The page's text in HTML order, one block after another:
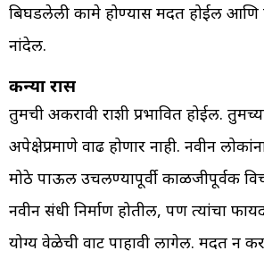
बिघडलेली कामे होण्यास मदत होईल
नांदेल.
कन्या रास
तुमची अकरावी राशी प्रभावित होईल.
अपेक्षेप्रमाणे वाढ होणार नाही. नवीन
मोठे पाऊल उचलण्यापूर्वी काळजीपूर्वक
नवीन संधी निर्माण होतील, पण त्यांचा
योग्य वेळेची वाट पाहावी लागेल. मदत न